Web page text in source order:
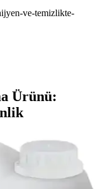
ve-temizlikte-
Ürünü: